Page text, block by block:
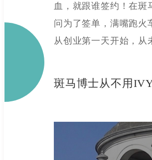
血，就跟谁签约！在
问为了签单，满嘴跑火
从创业第一天开始，从
斑马博士从不用